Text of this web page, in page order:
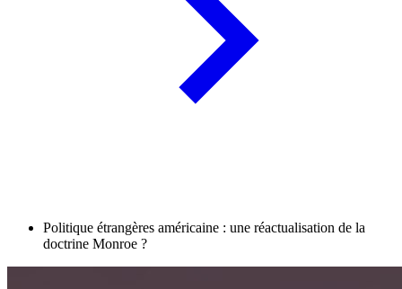
Politique étrangères américaine : une réactualisation de la
doctrine Monroe ?